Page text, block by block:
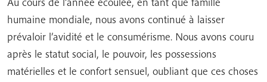
humaine mondiale, nous avons continué à laisser
prévaloir l’avidité et le consumérisme. Nous avons couru
après le statut social, le pouvoir, les possessions
matérielles et le confort sensuel, oubliant que ces choses